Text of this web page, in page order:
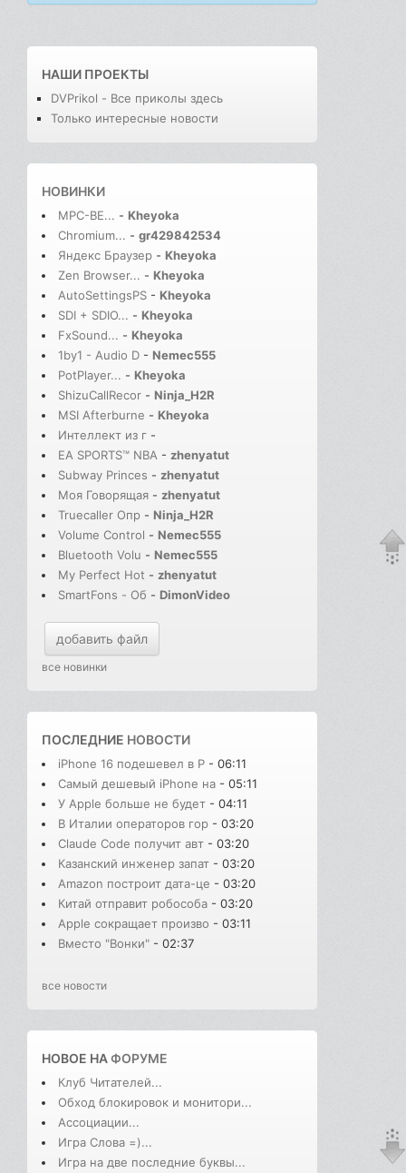
НАШИ ПРОЕКТЫ
DVPrikol - Все приколы здесь
Только интересные новости
НОВИНКИ
MPC-BE... - Kheyoka
Chromium... - gr429842534
Яндекс Браузер - Kheyoka
Zen Browser... - Kheyoka
AutoSettingsPS - Kheyoka
SDI + SDIO... - Kheyoka
FxSound... - Kheyoka
1by1 - Audio D - Nemec555
PotPlayer... - Kheyoka
ShizuCallRecor - Ninja_H2R
MSI Afterburne - Kheyoka
Интеллект из г -
EA SPORTS™ NBA - zhenyatut
Subway Princes - zhenyatut
Моя Говорящая - zhenyatut
Truecaller Опр - Ninja_H2R
Volume Control - Nemec555
Bluetooth Volu - Nemec555
My Perfect Hot - zhenyatut
SmartFons - Об - DimonVideo
добавить файл
все новинки
ПОСЛЕДНИЕ НОВОСТИ
iPhone 16 подешевел в Р - 06:11
Самый дешевый iPhone на - 05:11
У Apple больше не будет - 04:11
В Италии операторов гор - 03:20
Claude Code получит авт - 03:20
Казанский инженер запат - 03:20
Amazon построит дата-це - 03:20
Китай отправит робособа - 03:20
Apple сокращает произво - 03:11
Вместо "Вонки" - 02:37
все новости
НОВОЕ НАФОРУМЕ
Клуб Читателей...
Обход блокировок и монитори...
Ассоциации...
Игра Слова =)...
Игра на две последние буквы...